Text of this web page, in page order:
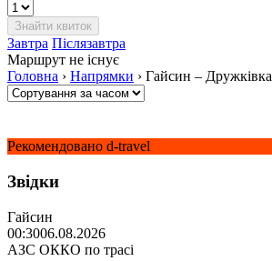
Завтра Післязавтра
Маршрут не існує
Головна › Напрямки › Гайсин – Дружківка
Рекомендовано d-travel
Звідки
Гайсин
00:3006.08.2026
АЗС ОККО по трасі